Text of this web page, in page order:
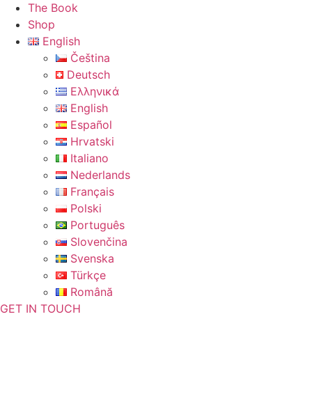
The Book
Shop
English
Čeština
Deutsch
Ελληνικά
English
Español
Hrvatski
Italiano
Nederlands
Français
Polski
Português
Slovenčina
Svenska
Türkçe
Română
GET IN TOUCH